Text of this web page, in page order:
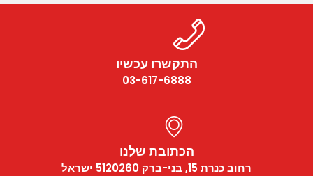
התקשרו עכשיו
03-617-6888
הכתובת שלנו
רחוב כנרת 15, בני-ברק 5120260 ישראל